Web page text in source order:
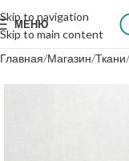
Skip to navigation
Skip to main content
МЕНЮ
Главная Магазин Ткани